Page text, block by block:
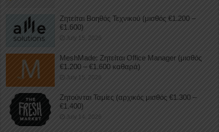
Ζητείται Βοηθός Τεχνικού (μισθός €1.200 –
€1.600)
July 15, 2026
MeshMade: Ζητείται Office Manager (μισθός
€1.200 – €1.600 καθαρά)
July 15, 2026
Ζητούνται Ταμίες (αρχικός μισθός €1.300 –
€1.400)
July 14, 2026